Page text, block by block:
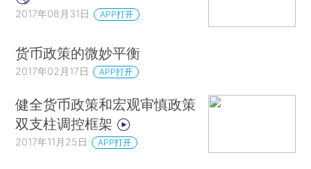
2017年08月31日 APP打开
货币政策的微妙平衡
2017年02月17日 APP打开
健全货币政策和宏观审慎政策
双支柱调控框架
2017年11月25日 APP打开